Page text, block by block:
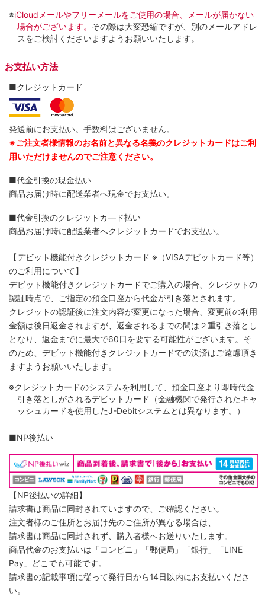
※iCloudメールやフリーメールをご使用の場合、メールが届かない
場合がございます。 その際は大変恐縮ですが、別のメールアドレ
スをご検討くださいますようお願いいたします。
お支払い方法
■クレジットカード
発送前にお支払い。手数料はございません。
※ご注文者様情報のお名前と異なる名義のクレジットカードはご利
用いただけませんのでご注意ください。
■代金引換の現金払い
商品お届け時に配送業者へ現金でお支払い。
■代金引換のクレジットカ―ド払い
商品お届け時に配送業者へクレジットカードでお支払い。
【デビット機能付きクレジットカード ※（VISAデビットカード等）
のご利用について】
デビット機能付きクレジットカードでご購入の場合、クレジットの
認証時点で、ご指定の預金口座から代金が引き落とされます。
クレジットの認証後に注文内容が変更になった場合、変更前の利用
金額は後日返金されますが、返金されるまでの間は２重引き落とし
となり、返金までに最大で60日を要する可能性がございます。そ
のため、デビット機能付きクレジットカードでの決済はご遠慮頂き
ますようお願いいたします。
※クレジットカードのシステムを利用して、預金口座より即時代金
引き落としがされるデビットカード（金融機関で発行されたキャ
ッシュカードを使用したJ-Debitシステムとは異なります。）
■NP後払い
【NP後払いの詳細】
請求書は商品に同封されていますので、ご確認ください。
注文者様のご住所とお届け先のご住所が異なる場合は、
請求書は商品に同封されず、購入者様へお送りいたします。
商品代金のお支払いは「コンビニ」「郵便局」「銀行」「LINE
Pay」どこでも可能です。
請求書の記載事項に従って発行日から14日以内にお支払いくださ
い。